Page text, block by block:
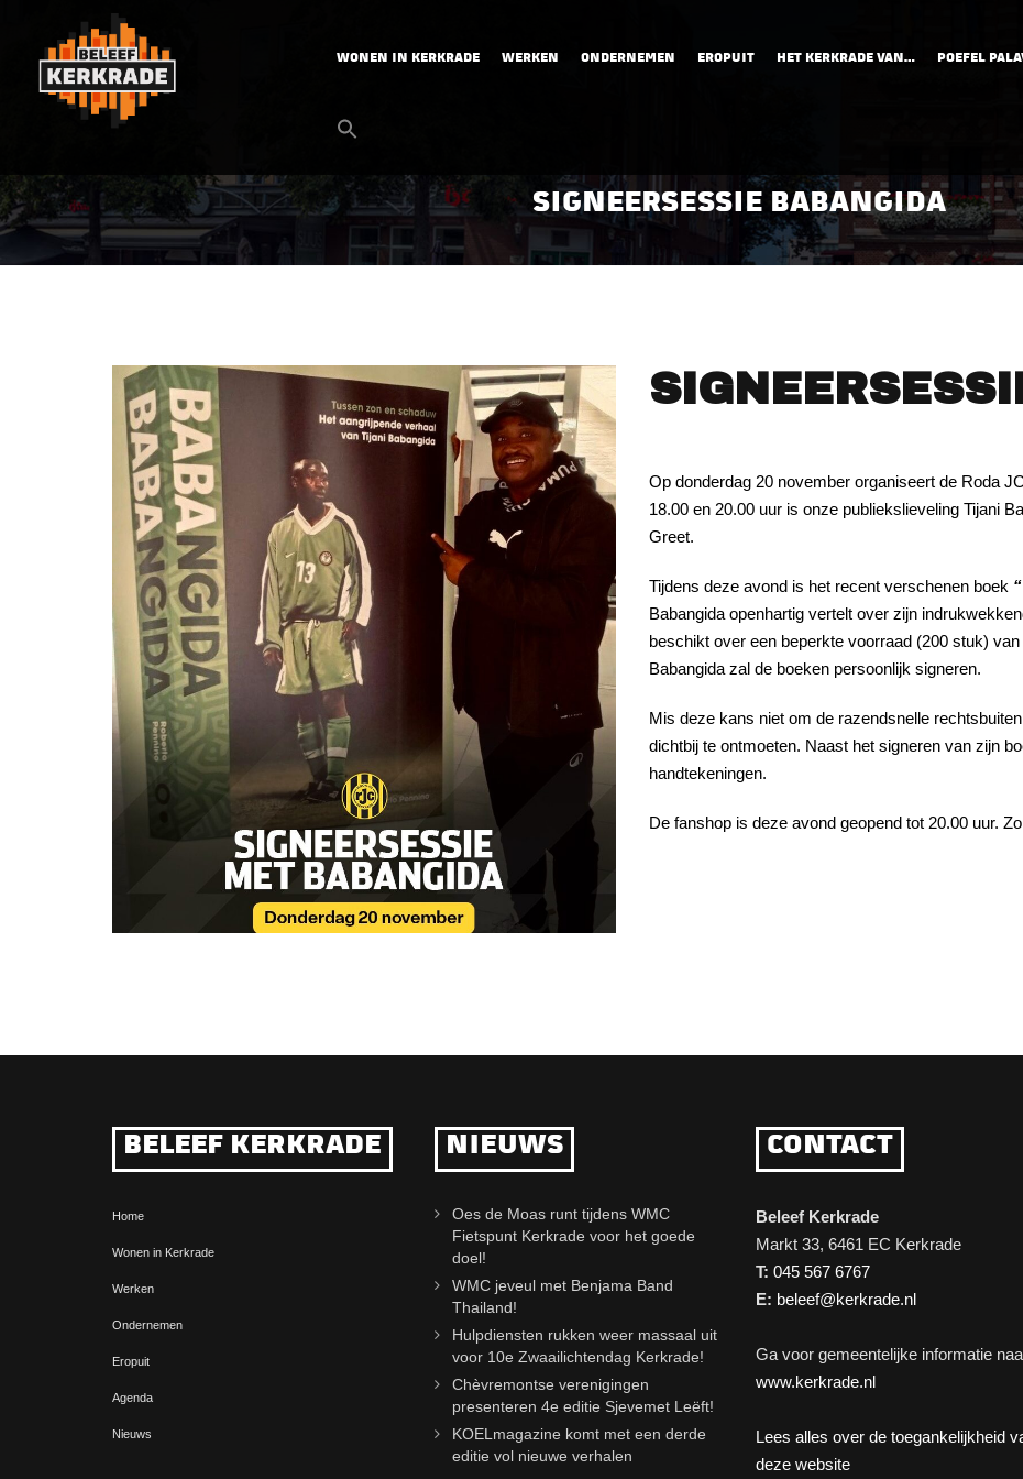
WONEN IN KERKRADE WERKEN ONDERNEMEN EROPUIT HET KERKRADE VAN… POEFEL
SIGNEERSESSIE BABANGIDA
Op donderdag 20 november organiseert de Roda
18.00 en 20.00 uur is onze publiekslieveling Tijani
Greet.
Tijdens deze avond is het recent verschenen boek
Babangida openhartig vertelt over zijn
beschikt over een beperkte voorraad (200 stuk)
Babangida zal de boeken persoonlijk signeren.
Mis deze kans niet om de razendsnelle
dichtbij te ontmoeten. Naast het signeren van zijn
handtekeningen.
De fanshop is deze avond geopend tot 20.00 uur.
BELEEF KERKRADE
Home
Wonen in Kerkrade
Werken
Ondernemen
Eropuit
Agenda
Nieuws
NIEUWS
Oes de Moas runt tijdens WMC
Fietspunt Kerkrade voor het goede
doel!
WMC jeveul met Benjama Band
Thailand!
Hulpdiensten rukken weer massaal uit
voor 10e Zwaailichtendag Kerkrade!
Chèvremontse verenigingen
presenteren 4e editie Sjevemet Leëft!
KOELmagazine komt met een derde
editie vol nieuwe verhalen
CONTACT
Beleef Kerkrade
Markt 33, 6461 EC Kerkrade
T: 045 567 6767
E: beleef@kerkrade.nl
Ga voor gemeentelijke informatie
www.kerkrade.nl
Lees alles over de toegankelijkheid
deze website